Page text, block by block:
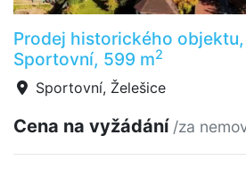
Prodej historického
Sportovní, 599 m2
Sportovní, Želešice
Cena na vyžádání /za